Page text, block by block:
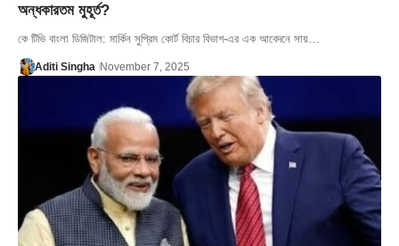
অন্ধকারতম মুহূর্ত?
কে টিভি বাংলা ডিজিটাল: মার্কিন সুপ্রিম কোর্ট বিচার বিভাগ-এর এক আবেদনে সায়…
Aditi Singha November 7, 2025